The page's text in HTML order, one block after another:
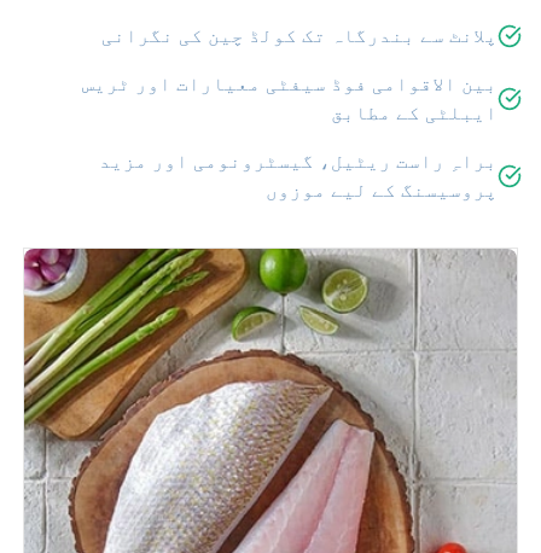
پلانٹ سے بندرگاہ تک کولڈ چین کی نگرانی
بین الاقوامی فوڈ سیفٹی معیارات اور ٹریس
ایبلٹی کے مطابق
براہِ راست ریٹیل، گیسٹرونومی اور مزید
پروسیسنگ کے لیے موزوں